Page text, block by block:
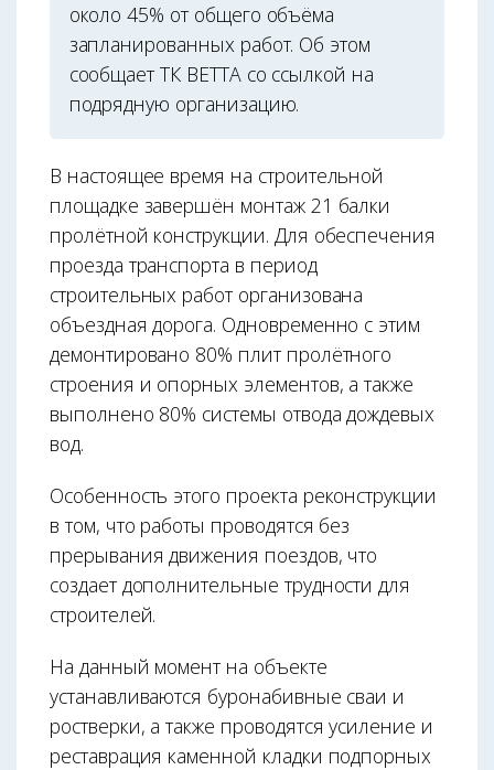
около 45% от общего объёма
запланированных работ. Об этом
сообщает ТК ВЕТТА со ссылкой на
подрядную организацию.
В настоящее время на строительной
площадке завершён монтаж 21 балки
пролётной конструкции. Для обеспечения
проезда транспорта в период
строительных работ организована
объездная дорога. Одновременно с этим
демонтировано 80% плит пролётного
строения и опорных элементов, а также
выполнено 80% системы отвода дождевых
вод.
Особенность этого проекта реконструкции
в том, что работы проводятся без
прерывания движения поездов, что
создает дополнительные трудности для
строителей.
На данный момент на объекте
устанавливаются буронабивные сваи и
ростверки, а также проводятся усиление и
реставрация каменной кладки подпорных